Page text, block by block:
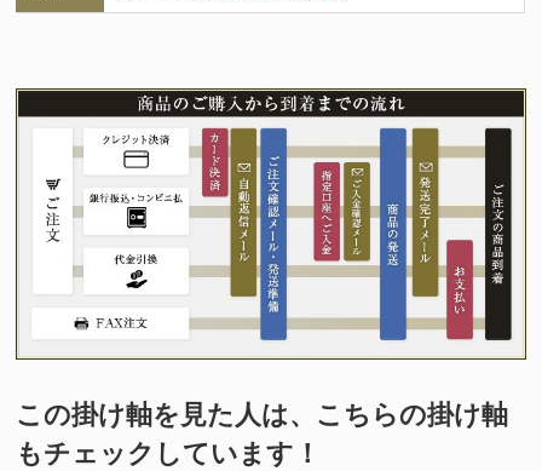
この掛け軸を見た人は、こちらの掛け軸
もチェックしています！